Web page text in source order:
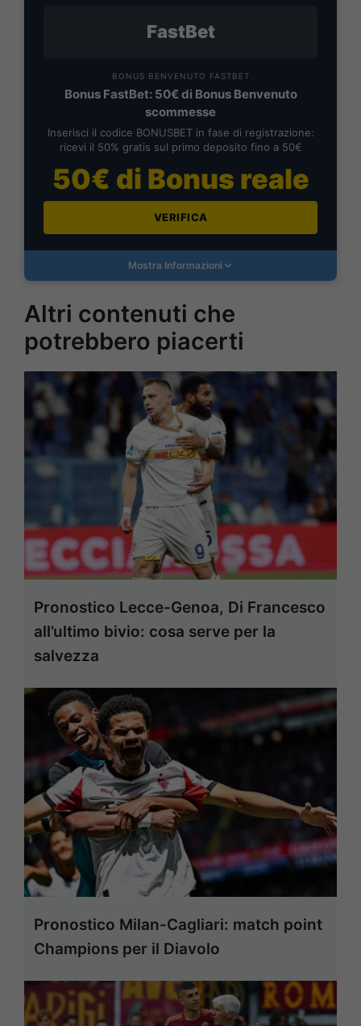
FastBet
BONUS BENVENUTO FASTBET
Bonus FastBet: 50€ di Bonus Benvenuto
scommesse
Inserisci il codice BONUSBET in fase di registrazione:
ricevi il 50% gratis sul primo deposito fino a 50€
50€ di Bonus reale
VERIFICA
Mostra Informazioni
Altri contenuti che
potrebbero piacerti
Pronostico Lecce-Genoa, Di Francesco
all’ultimo bivio: cosa serve per la
salvezza
Pronostico Milan-Cagliari: match point
Champions per il Diavolo